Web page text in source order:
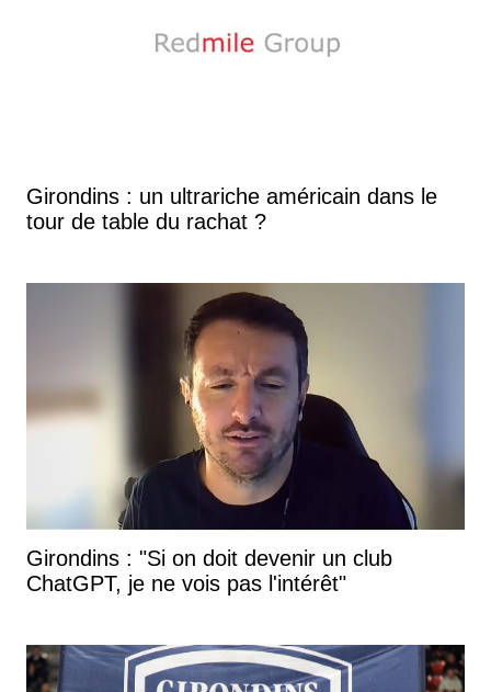
Girondins : un ultrariche américain dans le
tour de table du rachat ?
Girondins : "Si on doit devenir un club
ChatGPT, je ne vois pas l'intérêt"